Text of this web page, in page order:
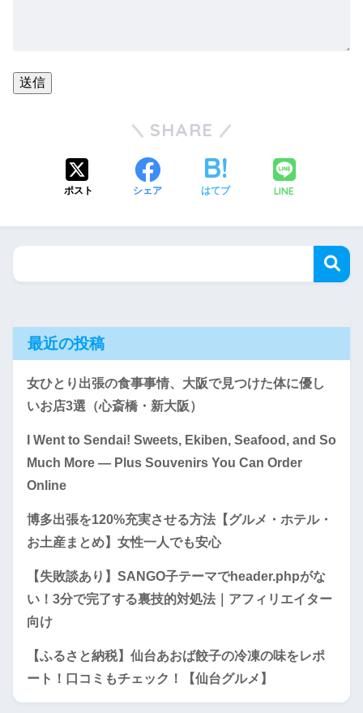
SHARE
ポスト シェア はてブ LINE
最近の投稿
女ひとり出張の食事事情、大阪で見つけた体に優し
いお店3選（心斎橋・新大阪）
I Went to Sendai! Sweets, Ekiben, Seafood, and So
Much More — Plus Souvenirs You Can Order
Online
博多出張を120%充実させる方法【グルメ・ホテル・
お土産まとめ】女性一人でも安心
【失敗談あり】SANGO子テーマでheader.phpがな
い！3分で完了する裏技的対処法｜アフィリエイター
向け
【ふるさと納税】仙台あおば餃子の冷凍の味をレポ
ート！口コミもチェック！【仙台グルメ】